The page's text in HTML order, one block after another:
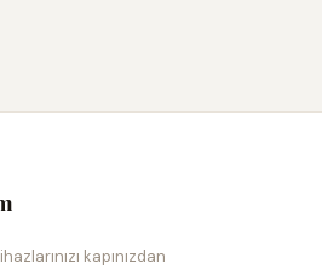
kapınızdan